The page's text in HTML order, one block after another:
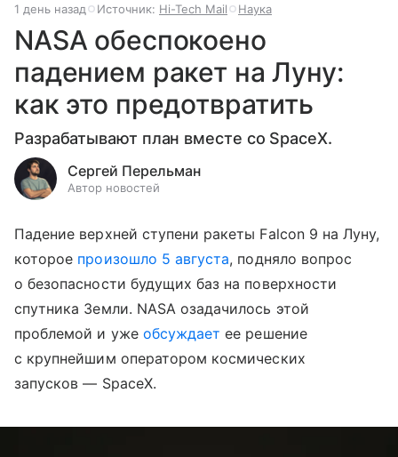
1 день назад Источник: Hi-Tech Mail Наука
NASA обеспокоено
падением ракет на Луну:
как это предотвратить
Разрабатывают план вместе со SpaceX.
Сергей Перельман
Автор новостей
Падение верхней ступени ракеты Falcon 9 на Луну,
которое произошло 5 августа, подняло вопрос
о безопасности будущих баз на поверхности
спутника Земли. NASA озадачилось этой
проблемой и уже обсуждает ее решение
с крупнейшим оператором космических
запусков — SpaceX.